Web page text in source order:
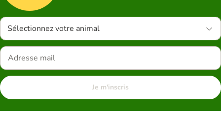
Sélectionnez votre animal
Je m'inscris